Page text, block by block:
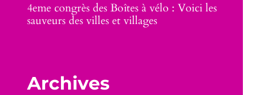
4eme congrès des Boîtes à vélo : Voici les
sauveurs des villes et villages
Archives